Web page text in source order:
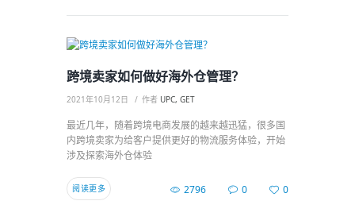
跨境卖家如何做好海外仓管理？
2021年10月12日 作者 UPC, GET
最近几年，随着跨境电商发展的越来越迅猛，很多国
内跨境卖家为给客户提供更好的物流服务体验，开始
涉及探索海外仓体验
阅读更多 2796 0 0